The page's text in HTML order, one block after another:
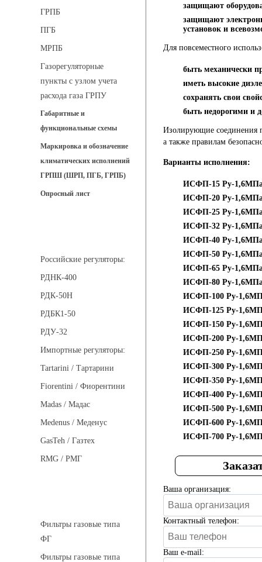
ГРПБ
ПГБ
МРПБ
Газорегуляторные
пункты с узлом учета
расхода газа ГРПУ
Габаритные и
функциональные схемы
Маркировка и обозначение
климатических исполнений
ГРПШ (ШРП, ПГБ, ГРПБ)
Опросный лист
Российские регуляторы:
РДНК-400
РДК-50Н
РДБК1-50
РДУ-32
Импортные регуляторы:
Tartarini / Тартарини
Fiorentini / Фиорентини
Madas / Мадас
Medenus / Меденус
GasTeh / Газтех
RMG / РМГ
Фильтры газовые типа
ФГ
Фильтры газовые типа
защищают
защищают
установок и
Для повсеместного
быть механически
иметь высокие
сохранять свои
быть недорогими и
Изолирующие соединения
а также правилам
Варианты исполнения:
ИСФП-15 Py-
ИСФП-20 Py-
ИСФП-25 Py-
ИСФП-32 Py-
ИСФП-40 Py-
ИСФП-50 Py-
ИСФП-65 Py-
ИСФП-80 Py-
ИСФП-100 Py-
ИСФП-125 Py-
ИСФП-150 Py-
ИСФП-200 Py-
ИСФП-250 Py-
ИСФП-300 Py-
ИСФП-350 Py-
ИСФП-400 Py-
ИСФП-500 Py-
ИСФП-600 Py-
ИСФП-700 Py-
Ваша организация:
Контактный телефон:
Ваш e-mail: